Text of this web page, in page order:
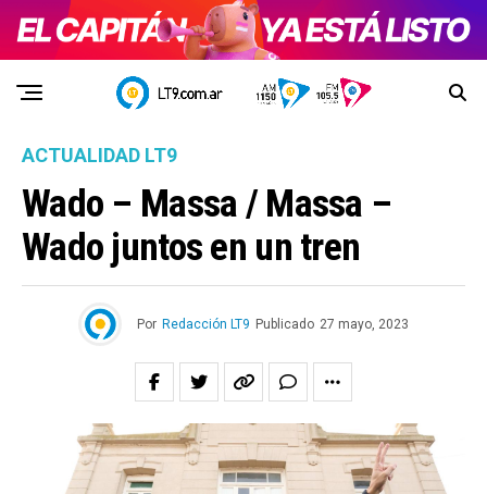
ACTUALIDAD LT9
Wado – Massa / Massa –
Wado juntos en un tren
Por Redacción LT9 Publicado 27 mayo, 2023